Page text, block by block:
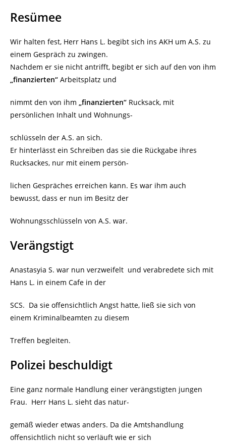
Resümee
Wir halten fest, Herr Hans L. begibt sich ins AKH um A.S. zu
einem Gespräch zu zwingen.
Nachdem er sie nicht antrifft, begibt er sich auf den von ihm
„finanzierten“ Arbeitsplatz und
nimmt den von ihm „finanzierten“ Rucksack, mit
persönlichen Inhalt und Wohnungs-
schlüsseln der A.S. an sich.
Er hinterlässt ein Schreiben das sie die Rückgabe ihres
Rucksackes, nur mit einem persön-
lichen Gespräches erreichen kann. Es war ihm auch
bewusst, dass er nun im Besitz der
Wohnungsschlüsseln von A.S. war.
Verängstigt
Anastasyia S. war nun verzweifelt und verabredete sich mit
Hans L. in einem Cafe in der
SCS. Da sie offensichtlich Angst hatte, ließ sie sich von
einem Kriminalbeamten zu diesem
Treffen begleiten.
Polizei beschuldigt
Eine ganz normale Handlung einer verängstigten jungen
Frau. Herr Hans L. sieht das natur-
gemäß wieder etwas anders. Da die Amtshandlung
offensichtlich nicht so verläuft wie er sich